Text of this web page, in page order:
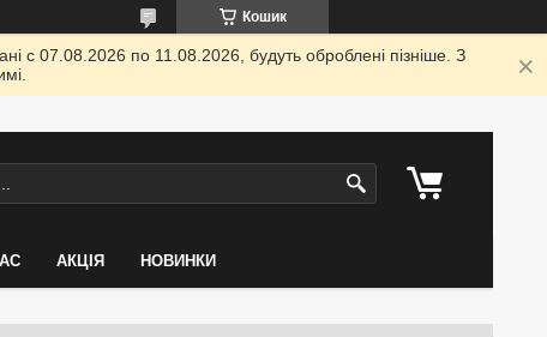
Кошик
с 07.08.2026 по 11.08.2026, будуть оброблені пізніше. З
АКЦІЯ НОВИНКИ